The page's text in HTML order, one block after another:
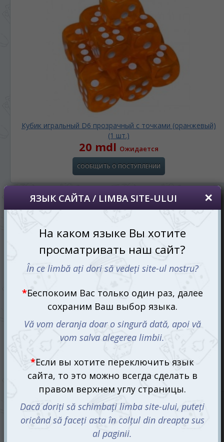
Кубик игральный D6 прозрачный с точками (оранжевый)
(1 шт.)
20 mdl Ожидается
СООБЩИТЬ О ПОСТУПЛЕНИИ
Кубик игральный D6 с точками (черный) (1 шт.)
СООБЩИТЬ О ПОСТУПЛЕНИИ